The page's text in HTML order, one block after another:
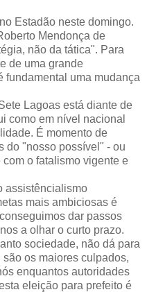
Estadão neste domingo.
Mendonça de
não da tática". Para
de uma grande
fundamental uma mudança
Lagoas está diante de
como em nível nacional
É momento de
do "nosso possível" - ou
o fatalismo vigente e
assistêncialismo
mais ambiciosas é
conseguimos dar passos
a olhar o curto prazo.
sociedade, não dá para
os maiores culpados,
enquantos autoridades
eleição para prefeito é